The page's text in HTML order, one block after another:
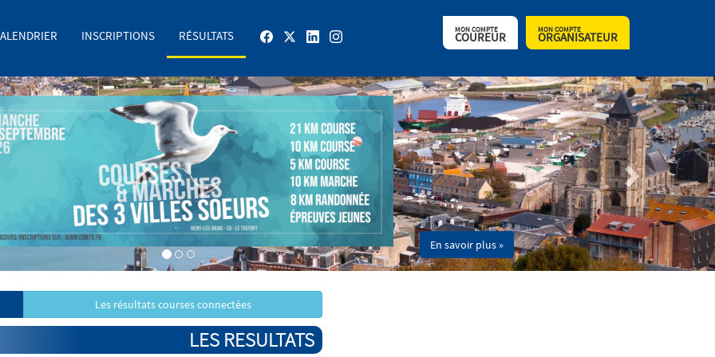
INSCRIPTIONS RÉSULTATS MON COMPTE
COUREUR
MON COMPTE
ORGANISATEUR
En savoir plus »
Les résultats courses connectées
LES RESULTATS